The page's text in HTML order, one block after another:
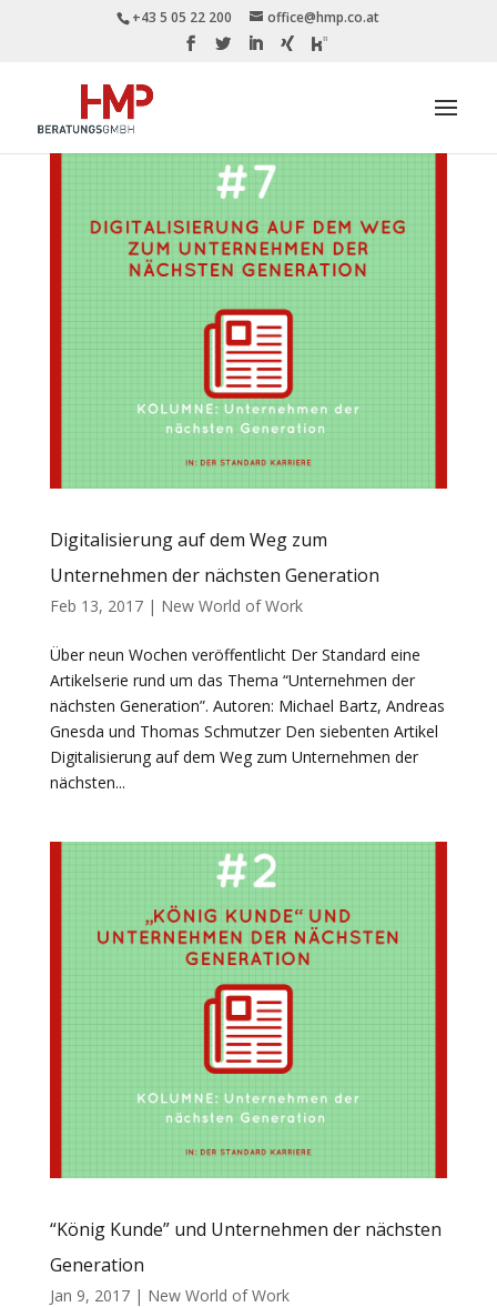
+43 5 05 22 200 office@hmp.co.at
Digitalisierung auf dem Weg zum
Unternehmen der nächsten Generation
Feb 13, 2017| New World of Work
Über neun Wochen veröffentlicht Der Standard eine
Artikelserie rund um das Thema “Unternehmen der
nächsten Generation”. Autoren: Michael Bartz, Andreas
Gnesda und Thomas Schmutzer Den siebenten Artikel
Digitalisierung auf dem Weg zum Unternehmen der
nächsten...
“König Kunde” und Unternehmen der nächsten
Generation
Jan 9, 2017| New World of Work